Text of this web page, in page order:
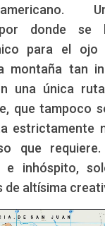
por donde se
para el ojo
montaña tan
una única
que tampoco
estrictamente
que
e inhóspito,
altísima